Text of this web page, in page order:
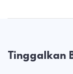
Tinggalkan